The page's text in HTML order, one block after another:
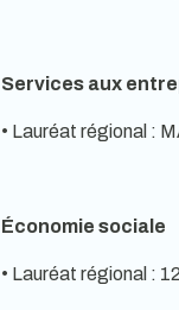
Services aux
• Lauréat régional :
Économie sociale
• Lauréat régional :